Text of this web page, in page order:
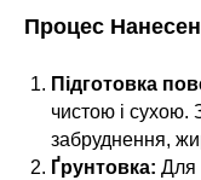
Процес
Підготовка
чистою і сухою.
забруднення,
Ґрунтовка: Для